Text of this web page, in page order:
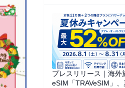
プレスリリース｜海外
eSIM「TRAVeSIM」